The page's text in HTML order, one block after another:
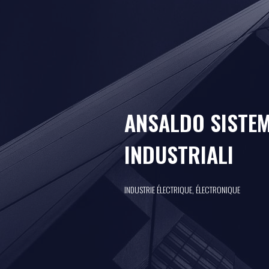
ANSALDO
INDUSTRIALI
INDUSTRIE ÉLECTRIQUE, ÉLECTRONIQUE